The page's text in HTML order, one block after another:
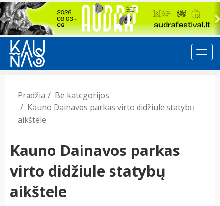
Previous
Pradžia
Be kategorijos
Kauno Dainavos parkas virto didžiule statybų
aikštele
Kauno Dainavos parkas
virto didžiule statybų
aikštele